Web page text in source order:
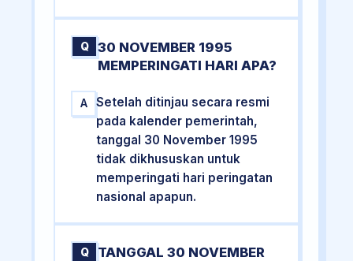
Q
30 NOVEMBER 1995
MEMPERINGATI HARI APA?
A
Setelah ditinjau secara resmi
pada kalender pemerintah,
tanggal 30 November 1995
tidak dikhususkan untuk
memperingati hari peringatan
nasional apapun.
Q
TANGGAL 30 NOVEMBER